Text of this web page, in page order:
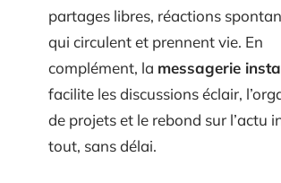
partages libres, réactions
qui circulent et prennent vie. En
complément, la messagerie
facilite les discussions éclair,
de projets et le rebond sur l’actu
tout, sans délai.